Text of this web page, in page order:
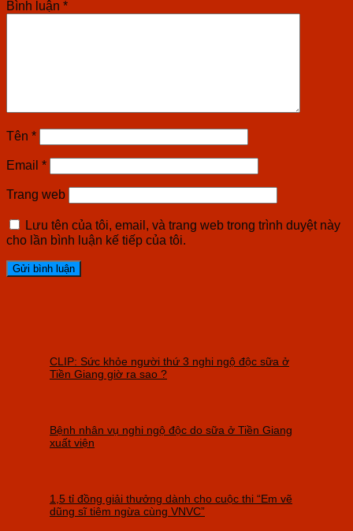
Bình luận *
Tên *
Email *
Trang web
Lưu tên của tôi, email, và trang web trong trình duyệt này
cho lần bình luận kế tiếp của tôi.
CLIP: Sức khỏe người thứ 3 nghi ngộ độc sữa ở
Tiền Giang giờ ra sao ?
Bệnh nhân vụ nghi ngộ độc do sữa ở Tiền Giang
xuất viện
1,5 tỉ đồng giải thưởng dành cho cuộc thi “Em vẽ
dũng sĩ tiêm ngừa cùng VNVC”